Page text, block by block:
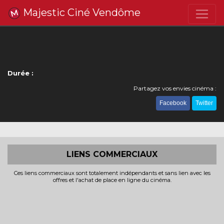
Majestic Ciné Vendôme
Durée :
Partagez vos envies cinéma :
Facebook Twitter
LIENS COMMERCIAUX
Ces liens commerciaux sont totalement indépendants et sans lien avec les
offres et l'achat de place en ligne du cinéma.